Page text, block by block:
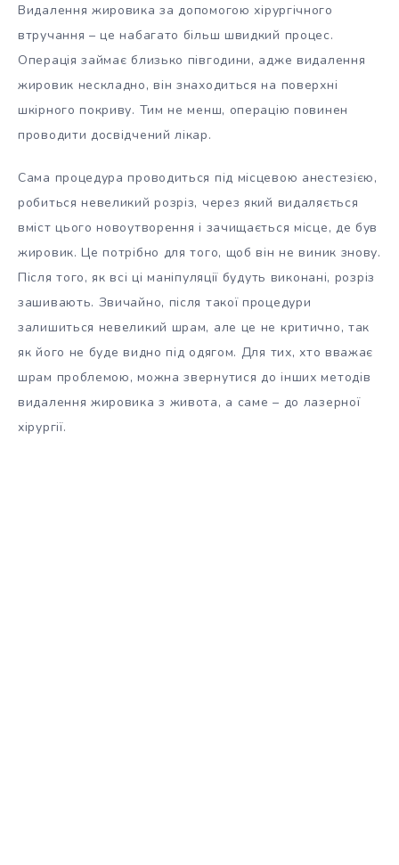
Видалення жировика за допомогою хірургічного
втручання – це набагато більш швидкий процес.
Операція займає близько півгодини, адже видалення
жировик нескладно, він знаходиться на поверхні
шкірного покриву. Тим не менш, операцію повинен
проводити досвідчений лікар.
Сама процедура проводиться під місцевою анестезією,
робиться невеликий розріз, через який видаляється
вміст цього новоутворення і зачищається місце, де був
жировик. Це потрібно для того, щоб він не виник знову.
Після того, як всі ці маніпуляції будуть виконані, розріз
зашивають. Звичайно, після такої процедури
залишиться невеликий шрам, але це не критично, так
як його не буде видно під одягом. Для тих, хто вважає
шрам проблемою, можна звернутися до інших методів
видалення жировика з живота, а саме – до лазерної
хірургії.